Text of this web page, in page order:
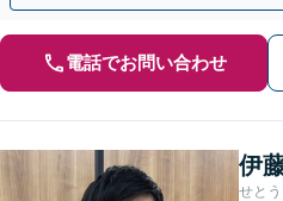
電話でお問い合わせ
伊
せと